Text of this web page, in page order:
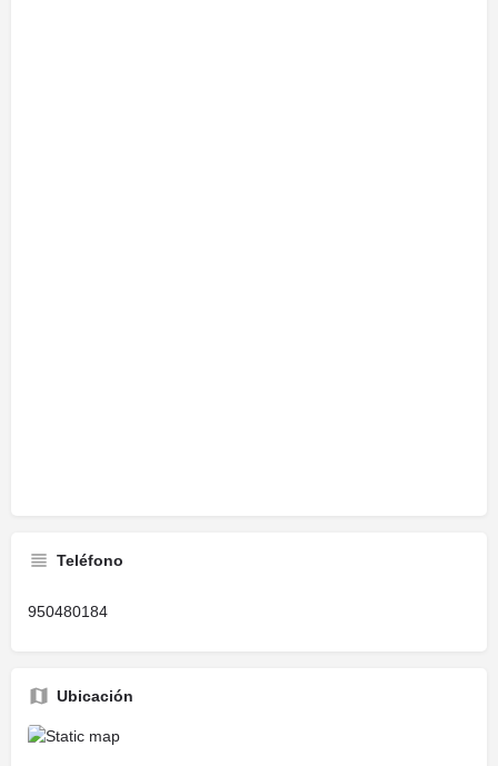
Teléfono
950480184
Ubicación